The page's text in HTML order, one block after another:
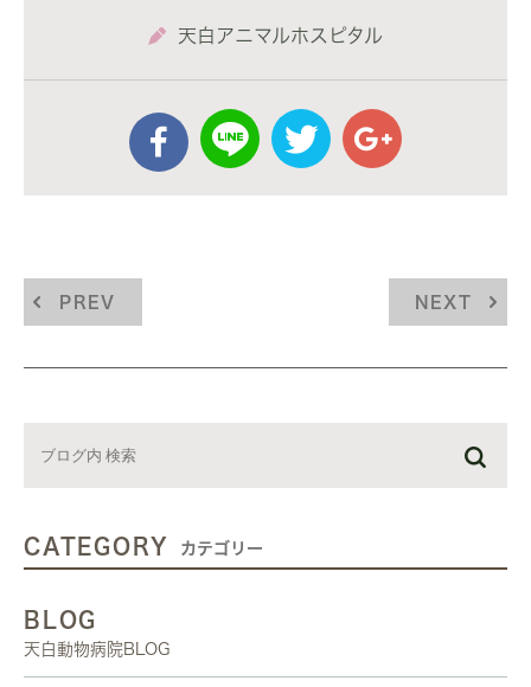
天白アニマルホスピタル
PREV NEXT
CATEGORY カテゴリー
BLOG
天白動物病院BLOG